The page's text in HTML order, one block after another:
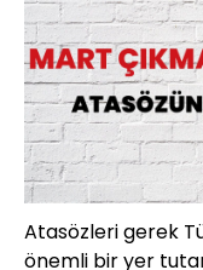
Atasözleri gerek
önemli bir yer